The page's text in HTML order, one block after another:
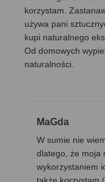
korzystam.
używa pani
kupi naturalnego
Od domowych
naturalności.
MaGda
W sumie nie
dlatego, że moja
wykorzystaniem